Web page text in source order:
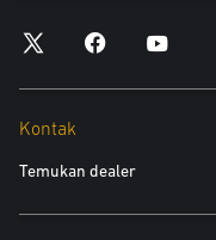
Kontak
Temukan dealer